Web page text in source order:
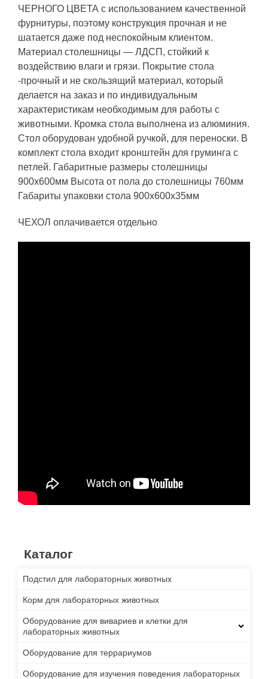
Каталог
Подстил для лабораторных животных
Корм для лабораторных животных
Оборудование для вивариев и клетки для
лабораторных животных
Оборудование для террариумов
Оборудование для изучения поведения лабораторных
ЧЕРНОГО ЦВЕТА с использованием качественной
фурнитуры, поэтому конструкция прочная и не
шатается даже под неспокойным клиентом.
Материал столешницы — ЛДСП, стойкий к
воздействию влаги и грязи. Покрытие стола
-прочный и не скользящий материал, который
делается на заказ и по индивидуальным
характеристикам необходимым для работы с
животными. Кромка стола выполнена из алюминия.
Стол оборудован удобной ручкой, для переноски. В
комплект стола входит кронштейн для груминга с
петлей. Габаритные размеры столешницы
900х600мм Высота от пола до столешницы 760мм
Габариты упаковки стола 900х600х35мм
ЧЕХОЛ оплачивается отдельно